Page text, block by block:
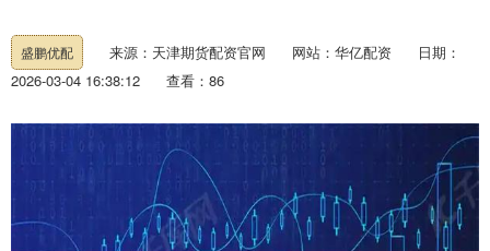
盛鹏优配 来源：天津期货配资官网 网站：华亿配资
日期：
2026-03-04 16:38:12
查看：86